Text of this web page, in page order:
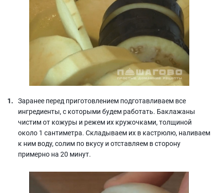
Заранее перед приготовлением подготавливаем все
ингредиенты, с которыми будем работать. Баклажаны
чистим от кожуры и режем их кружочками, толщиной
около 1 сантиметра. Складываем их в кастрюлю, наливаем
к ним воду, солим по вкусу и отставляем в сторону
примерно на 20 минут.